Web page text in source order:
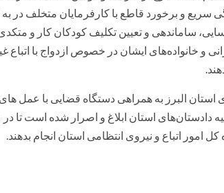
سریع و برخورد قاطع با کارفرمایان متخلف در
ساماندهی و تعیین تکلیف کودکان کار و
و خانواده‌های ایشان در خصوص ازدواج با
البرز به همراهی دستگاه قضایی با عمل
دادستان‌های استان ابلاغ و اصرار شده است تا
کل امور اتباع و نیروی انتظامی استان انجام بدهند.